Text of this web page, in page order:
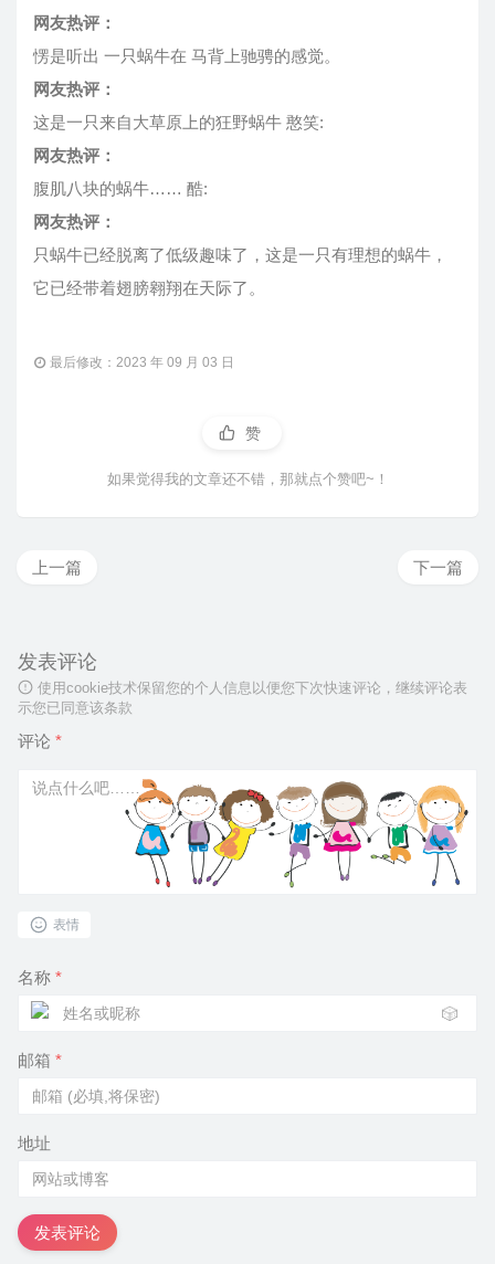
网友热评：
愣是听出 一只蜗牛在 马背上驰骋的感觉。
网友热评：
这是一只来自大草原上的狂野蜗牛 憨笑:
网友热评：
腹肌八块的蜗牛…… 酷:
网友热评：
只蜗牛已经脱离了低级趣味了，这是一只有理想的蜗牛，
它已经带着翅膀翱翔在天际了。
最后修改：2023 年 09 月 03 日
赞
如果觉得我的文章还不错，那就点个赞吧~！
下一篇
上一篇
发表评论
使用cookie技术保留您的个人信息以便您下次快速评论，继续评论表
示您已同意该条款
评论 *
表情
名称 *
🎲
邮箱 *
地址
发表评论